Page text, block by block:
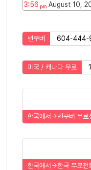
3:56 pm August 10,
밴쿠버 604-444-
미국 / 캐나다 무료
한국에서->벤쿠버 무료
한국에서->한국 무료전